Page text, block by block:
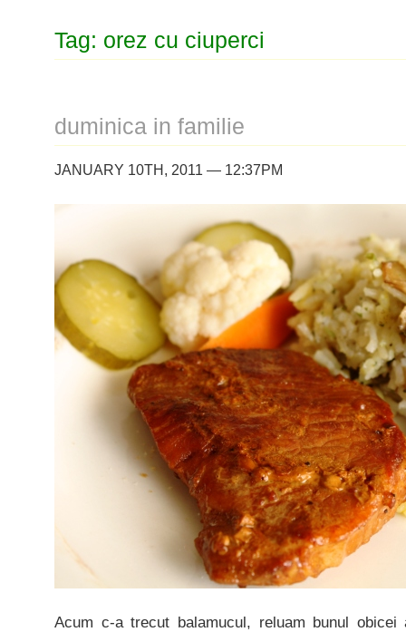
Tag: orez cu ciuperci
duminica in familie
JANUARY 10TH, 2011 — 12:37PM
Acum c-a trecut balamucul, reluam bunul